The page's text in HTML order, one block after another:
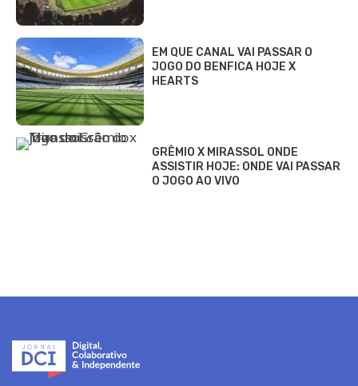
EM QUE CANAL VAI PASSAR O
JOGO DO BENFICA HOJE X
HEARTS
GRÊMIO X MIRASSOL ONDE
ASSISTIR HOJE: ONDE VAI PASSAR
O JOGO AO VIVO